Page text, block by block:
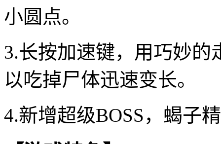
小圆点。
3.长按加速键，用巧妙
以吃掉尸体迅速变长。
4.新增超级BOSS，蝎子